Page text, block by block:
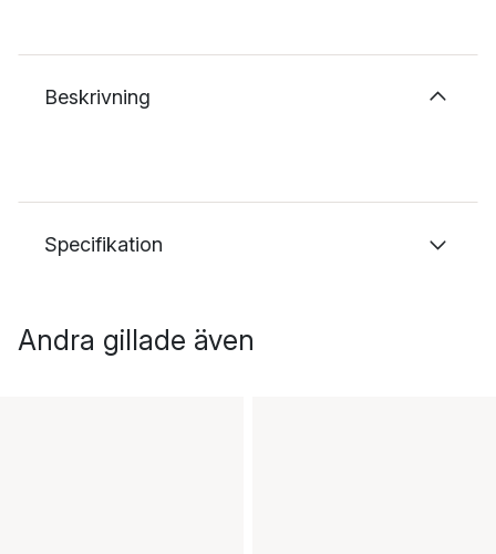
Beskrivning
Specifikation
Andra gillade även